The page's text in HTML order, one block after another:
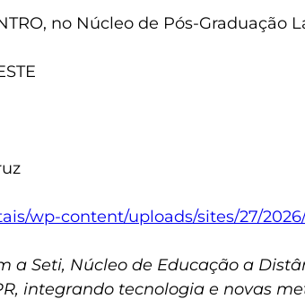
no Núcleo de Pós-Graduação
wp-content/uploads/sites/27/
a Seti, Núcleo de Educação a
integrando tecnologia e novas